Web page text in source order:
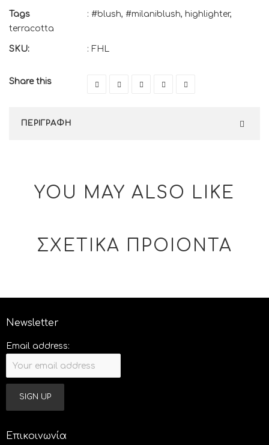
Tags : #blush, #milaniblush, highlighter,
terracotta
SKU: : FHL
Share this
ΠΕΡΙΓΡΑΦΗ
YOU MAY ALSO LIKE
ΣΧΕΤΙΚΑ ΠΡΟΙΟΝΤΑ
Newsletter
Email address:
Επικοινωνία